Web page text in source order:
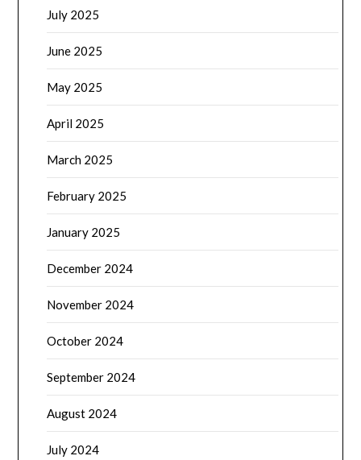
July 2025
June 2025
May 2025
April 2025
March 2025
February 2025
January 2025
December 2024
November 2024
October 2024
September 2024
August 2024
July 2024